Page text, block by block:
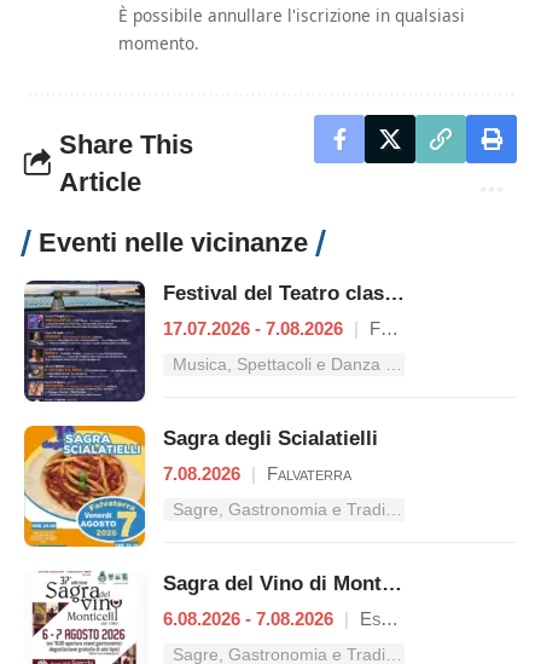
È possibile annullare l'iscrizione in qualsiasi
momento.
Share This
Article
Eventi nelle vicinanze
Festival del Teatro classico
17.07.2026 - 7.08.2026 | Formia
Sagra degli Scialatielli
7.08.2026 | Falvaterra
Sagra del Vino di Monticelli
6.08.2026 - 7.08.2026 | Esperia